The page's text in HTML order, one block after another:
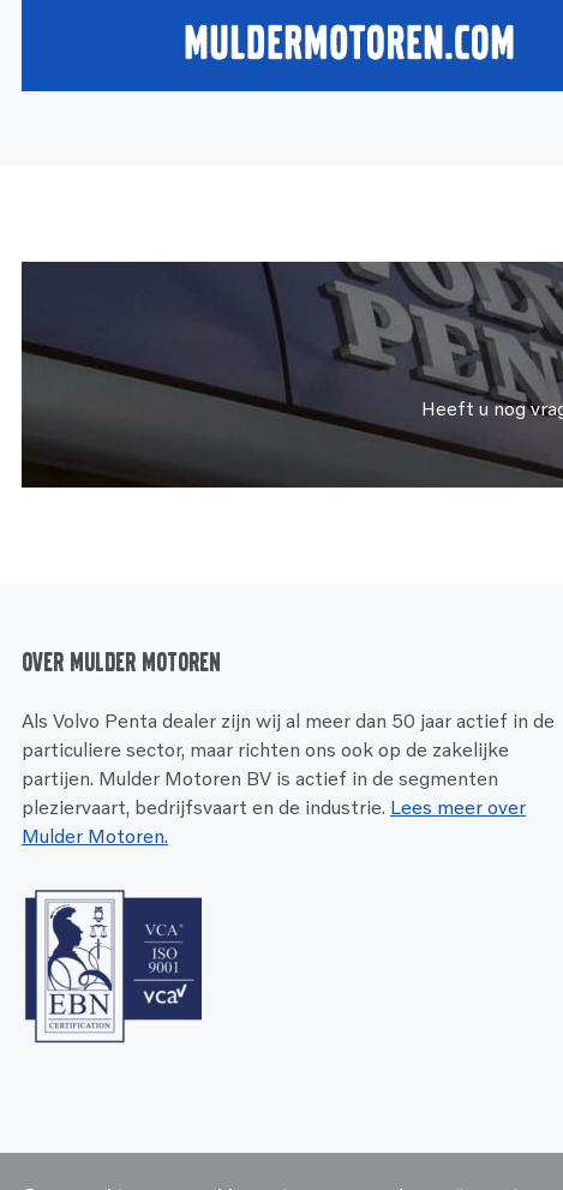
Heeft u nog
Over Mulder Motoren
Als Volvo Penta dealer zijn wij al meer dan 50 jaar actief in de
particuliere sector, maar richten ons ook op de zakelijke
partijen. Mulder Motoren BV is actief in de segmenten
pleziervaart, bedrijfsvaart en de industrie. Lees meer over
Mulder Motoren.